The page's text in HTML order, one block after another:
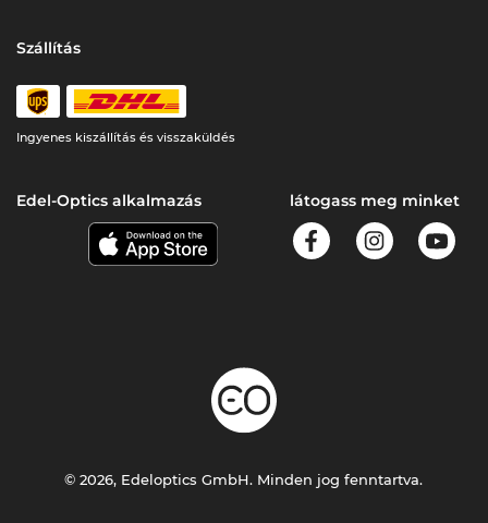
Szállítás
Ingyenes kiszállítás és visszaküldés
Edel-Optics alkalmazás látogass meg minket
© 2026, Edeloptics GmbH. Minden jog fenntartva.